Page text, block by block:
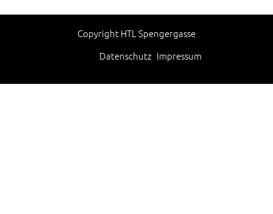
Copyright HTL Spengergasse
Datenschutz Impressum